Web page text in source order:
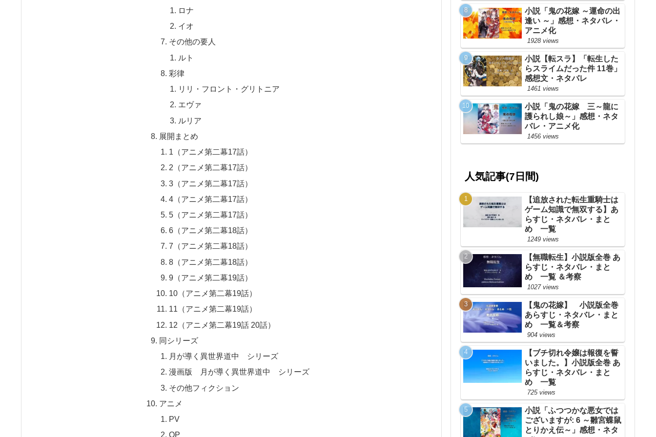
ロナ
イオ
その他の要人
ルト
彩律
リリ・フロント・グリトニア
エヴァ
ルリア
展開まとめ
1（アニメ第二幕17話）
2（アニメ第二幕17話）
3（アニメ第二幕17話）
4（アニメ第二幕17話）
5（アニメ第二幕17話）
6（アニメ第二幕18話）
7（アニメ第二幕18話）
8（アニメ第二幕18話）
9（アニメ第二幕19話）
10（アニメ第二幕19話）
11（アニメ第二幕19話）
12（アニメ第二幕19話 20話）
同シリーズ
月が導く異世界道中 シリーズ
漫画版 月が導く異世界道中 シリーズ
その他フィクション
アニメ
PV
OP
小説「鬼の花嫁 ～運命の出
逢い ～」感想・ネタバレ・
アニメ化
1928 views
小説【転スラ】「転生した
らスライムだった件 11巻」
感想文・ネタバレ
1461 views
小説「鬼の花嫁 三～龍に
護られし娘～」感想・ネタ
バレ・アニメ化
1456 views
人気記事(7日間)
【追放された転生重騎士は
ゲーム知識で無双する】あ
らすじ・ネタバレ・まと
め 一覧
1249 views
【無職転生】小説版全巻 あ
らすじ・ネタバレ・まと
め 一覧 ＆考察
1027 views
【鬼の花嫁】 小説版全巻
あらすじ・ネタバレ・まと
め 一覧＆考察
904 views
【ブチ切れ令嬢は報復を誓
いました。】小説版全巻 あ
らすじ・ネタバレ・まと
め 一覧
725 views
小説「ふつつかな悪女では
ございますが: 6 ～雛宮蝶鼠
とりかえ伝～」感想・ネタ